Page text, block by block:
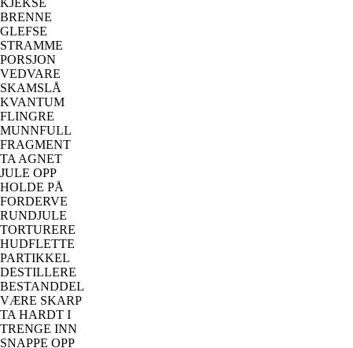
BRENNE
GLEFSE
STRAMME
PORSJON
VEDVARE
SKAMSLÅ
KVANTUM
FLINGRE
MUNNFULL
FRAGMENT
TA AGNET
JULE OPP
HOLDE PÅ
FORDERVE
RUNDJULE
TORTURERE
HUDFLETTE
PARTIKKEL
DESTILLERE
BESTANDDEL
VÆRE SKARP
TA HARDT I
TRENGE INN
SNAPPE OPP